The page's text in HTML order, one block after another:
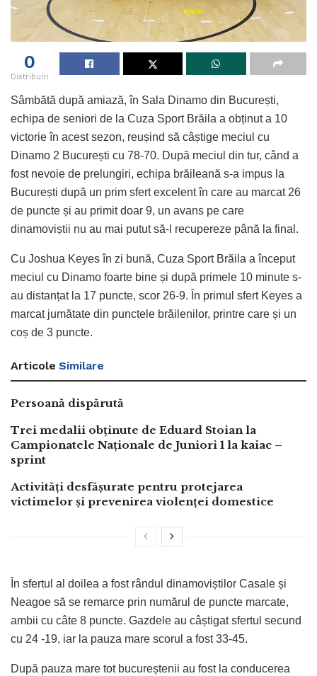
0
Distribuiri
Sâmbătă după amiază, în Sala Dinamo din București,
echipa de seniori de la Cuza Sport Brăila a obținut a 10
victorie în acest sezon, reușind să câștige meciul cu
Dinamo 2 București cu 78-70. După meciul din tur, când a
fost nevoie de prelungiri, echipa brăileană s-a impus la
București după un prim sfert excelent în care au marcat 26
de puncte și au primit doar 9, un avans pe care
dinamoviștii nu au mai putut să-l recupereze până la final.
Cu Joshua Keyes în zi bună, Cuza Sport Brăila a început
meciul cu Dinamo foarte bine și după primele 10 minute s-
au distanțat la 17 puncte, scor 26-9. În primul sfert Keyes a
marcat jumătate din punctele brăilenilor, printre care și un
coș de 3 puncte.
Articole Similare
Persoană dispărută
Trei medalii obținute de Eduard Stoian la
Campionatele Naționale de Juniori 1 la kaiac –
sprint
Activități desfășurate pentru protejarea
victimelor și prevenirea violenței domestice
În sfertul al doilea a fost rândul dinamoviștilor Casale și
Neagoe să se remarce prin numărul de puncte marcate,
ambii cu câte 8 puncte. Gazdele au câștigat sfertul secund
cu 24 -19, iar la pauza mare scorul a fost 33-45.
După pauza mare tot bucureștenii au fost la conducerea